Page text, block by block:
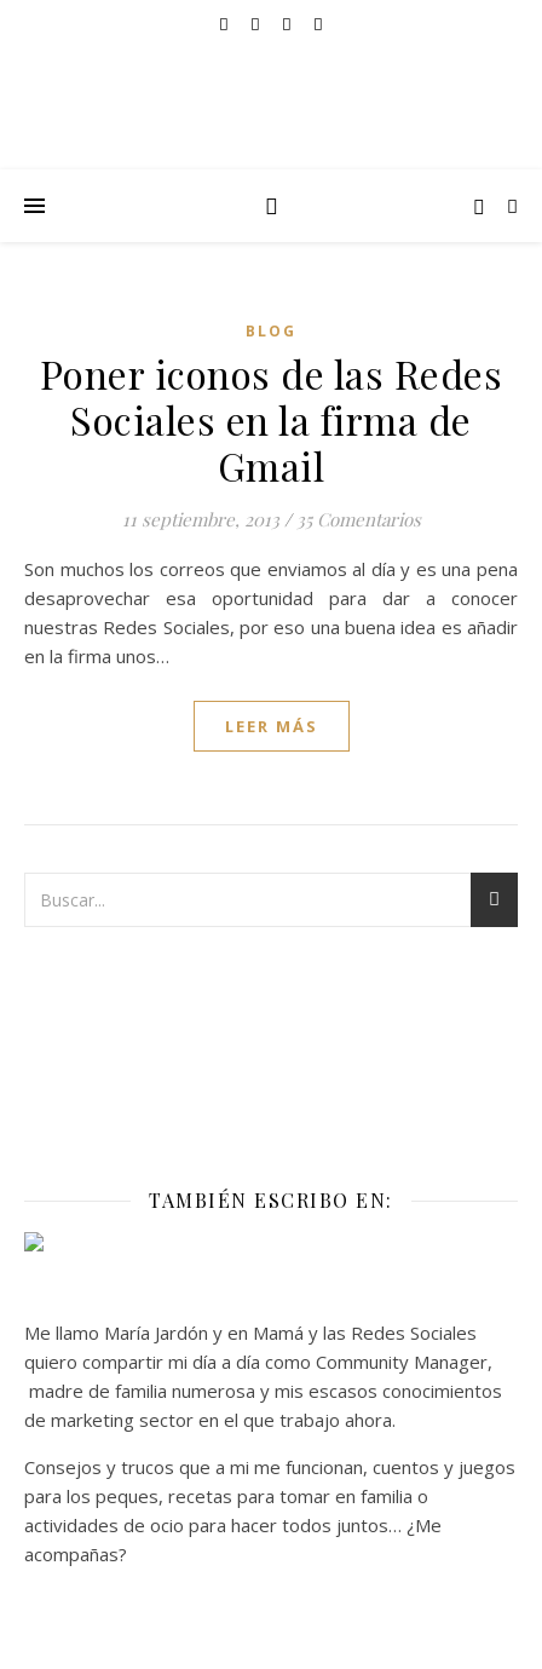
BLOG
Poner iconos de las Redes
Sociales en la firma de
Gmail
11 septiembre, 2013 / 35 Comentarios
Son muchos los correos que enviamos al día y es una pena
desaprovechar esa oportunidad para dar a conocer
nuestras Redes Sociales, por eso una buena idea es añadir
en la firma unos…
LEER MÁS
TAMBIÉN ESCRIBO EN:
Me llamo María Jardón y en Mamá y las Redes Sociales
quiero compartir mi día a día como Community Manager,
madre de familia numerosa y mis escasos conocimientos
de marketing sector en el que trabajo ahora.
Consejos y trucos que a mi me funcionan, cuentos y juegos
para los peques, recetas para tomar en familia o
actividades de ocio para hacer todos juntos… ¿Me
acompañas?